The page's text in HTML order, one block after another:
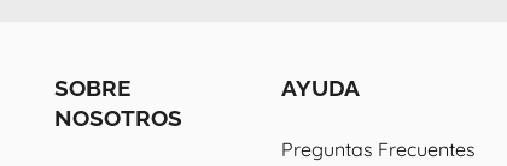
SOBRE
NOSOTROS
AYUDA
Preguntas Frecuentes